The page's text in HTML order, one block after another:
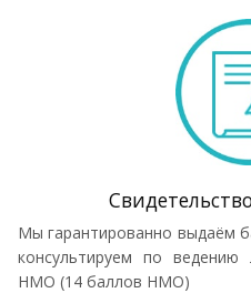
Мы гарантированно
консультируем по
НМО (14 баллов НМО)